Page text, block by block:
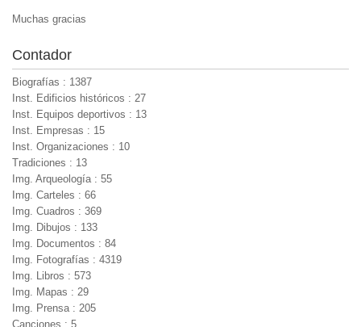
Muchas gracias
Contador
Biografías : 1387
Inst. Edificios históricos : 27
Inst. Equipos deportivos : 13
Inst. Empresas : 15
Inst. Organizaciones : 10
Tradiciones : 13
Img. Arqueología : 55
Img. Carteles : 66
Img. Cuadros : 369
Img. Dibujos : 133
Img. Documentos : 84
Img. Fotografías : 4319
Img. Libros : 573
Img. Mapas : 29
Img. Prensa : 205
Canciones : 5